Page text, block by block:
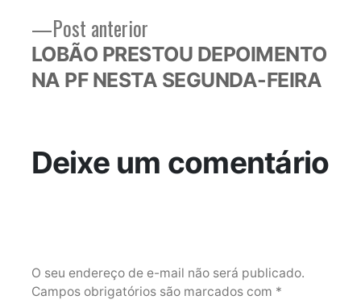
Post anteriorPost
anterior:
LOBÃO PRESTOU DEPOIMENTO
NA PF NESTA SEGUNDA-FEIRA
Deixe um comentário
O seu endereço de e-mail não será publicado.
Campos obrigatórios são marcados com *